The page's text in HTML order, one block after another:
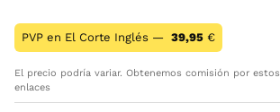
PVP en El Corte Inglés — 39,95 €
El precio podría variar. Obtenemos comisión por estos
enlaces